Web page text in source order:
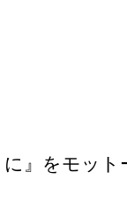
に』をモット